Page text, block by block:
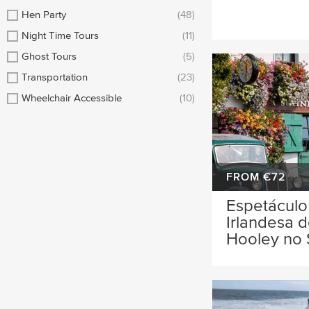
Hen Party
(48)
Night Time Tours
(11)
Ghost Tours
(5)
Transportation
(23)
Wheelchair Accessible
(10)
FROM €72
Irlandesa
Hooley no